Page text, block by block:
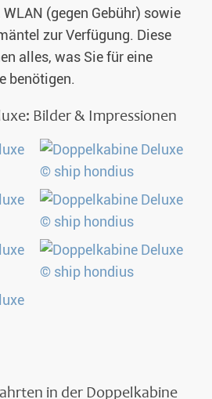
(gegen Gebühr) sowie
zur Verfügung. Diese
alles, was Sie für eine
benötigen.
Bilder & Impressionen
in der Doppelkabine